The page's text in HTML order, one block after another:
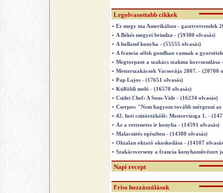
Legolvasottabb cikkek
- Ez megy ma Amerikában - gasztrotrendek
- A Békés megyei brindza - (59300 olvasás)
- A holland konyha - (55555 olvasás)
- A francia séfek gondban vannak a
- Megtorpant a szakács szakma
- Mesterszakácsok Vacsorája 2007. - (20700
- Pap Lajos - (17651 olvasás)
- Külföldi meló - (16570 olvasás)
- Csidei Chef: A Sous-Vide - (16234 olvasás)
- Cserpes: "Nem hagyom tovább mérgezni
- 42. heti csütörtökölõ: Mestervizsga 1. -
- Az a rettenetes ír konyha - (14591 olvasás)
- Malacsütés egészben - (14380 olvasás)
- Oktalan oktató okoskodása - (14107
- Szakácsverseny a francia konyhamûvészet
Napi recept
Friss hozzászólások